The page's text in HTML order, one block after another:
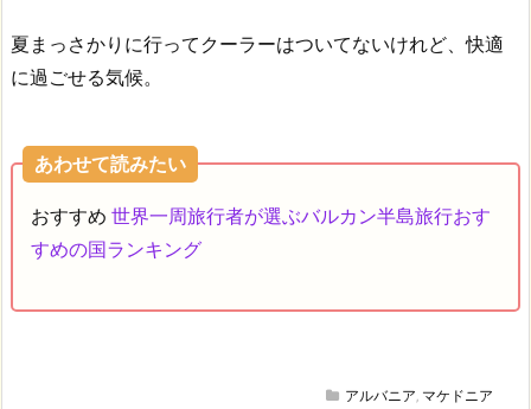
夏まっさかりに行ってクーラーはついてないけれど、快適
に過ごせる気候。
あわせて読みたい
おすすめ 世界一周旅行者が選ぶバルカン半島旅行おす
すめの国ランキング
アルバニア, マケドニア